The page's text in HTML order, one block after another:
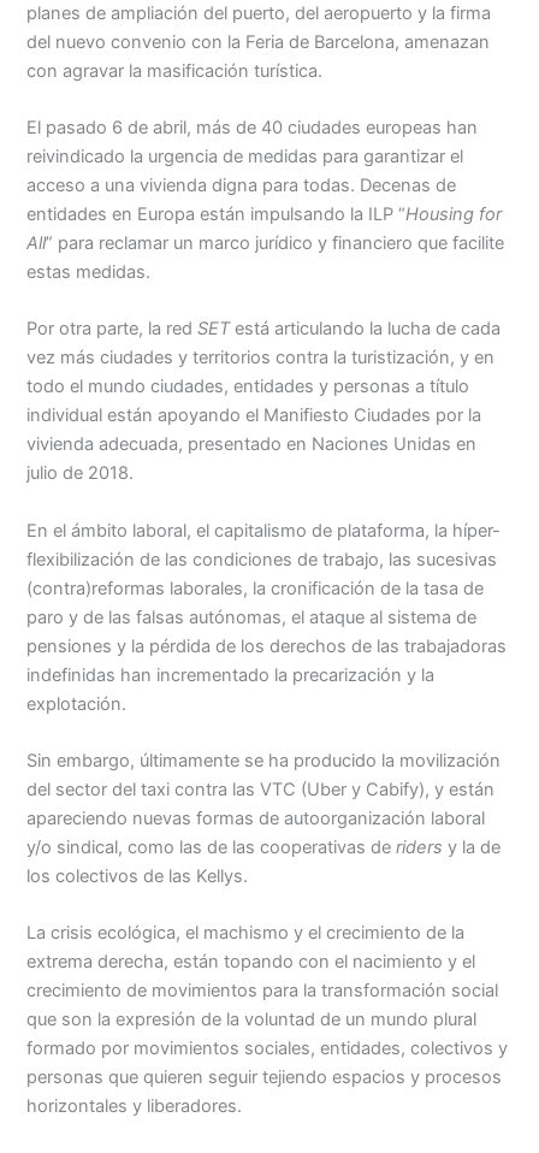
planes de ampliación del puerto, del aeropuerto y la firma
del nuevo convenio con la Feria de Barcelona, amenazan
con agravar la masificación turística.
El pasado 6 de abril, más de 40 ciudades europeas han
reivindicado la urgencia de medidas para garantizar el
acceso a una vivienda digna para todas. Decenas de
entidades en Europa están impulsando la ILP “Housing for
All” para reclamar un marco jurídico y financiero que facilite
estas medidas.
Por otra parte, la redSETestá articulando la lucha de cada
vez más ciudades y territorios contra la turistización, y en
todo el mundo ciudades, entidades y personas a título
individual están apoyando el Manifiesto Ciudades por la
vivienda adecuada, presentado en Naciones Unidas en
julio de 2018.
En el ámbito laboral, el capitalismo de plataforma, la híper-
flexibilización de las condiciones de trabajo, las sucesivas
(contra)reformas laborales, la cronificación de la tasa de
paro y de las falsas autónomas, el ataque al sistema de
pensiones y la pérdida de los derechos de las trabajadoras
indefinidas han incrementado la precarización y la
explotación.
Sin embargo, últimamente se ha producido la movilización
del sector del taxi contra las VTC (Uber y Cabify), y están
apareciendo nuevas formas de autoorganización laboral
y/o sindical, como las de las cooperativas deriders y la de
los colectivos de las Kellys.
La crisis ecológica, el machismo y el crecimiento de la
extrema derecha, están topando con el nacimiento y el
crecimiento de movimientos para la transformación social
que son la expresión de la voluntad de un mundo plural
formado por movimientos sociales, entidades, colectivos y
personas que quieren seguir tejiendo espacios y procesos
horizontales y liberadores.